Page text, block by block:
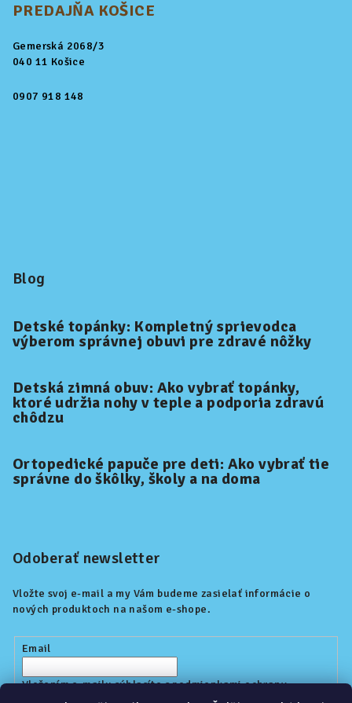
PREDAJŇA KOŠICE
Gemerská 2068/3
040 11 Košice
0907 918 148
Blog
Detské topánky: Kompletný sprievodca
výberom správnej obuvi pre zdravé nôžky
Detská zimná obuv: Ako vybrať topánky,
ktoré udržia nohy v teple a podporia zdravú
chôdzu
Ortopedické papuče pre deti: Ako vybrať tie
správne do škôlky, školy a na doma
Odoberať newsletter
Vložte svoj e-mail a my Vám budeme zasielať informácie o
nových produktoch na našom e-shope.
Email
Vložením e-mailu súhlasíte spodmienkami ochrany